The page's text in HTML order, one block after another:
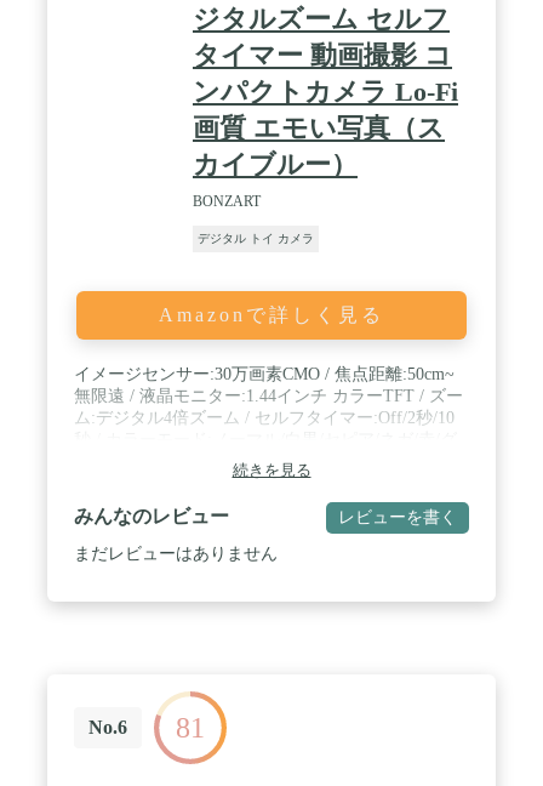
ギフト】この子供用デジタルカメラは、6歳から12
歳までのお子様へのクリスマスプレゼント、誕生日
プレゼント、ホリデーギフトとして理想的なカメラ
です。トイカメラの目新しさは、子供たちが目を通
して世界を探検したいという欲求を引き起こし、
「写真家」になって走り回るきっかけになる可能性
があります。趣味を育てて、楽しい時間を過ごしま
しょう。 / 【100%満足サービス】内容: 1* キッズカ
ーブル、1* 漫画保護ケース、1* 32GBメモリーカー
ド、1* ストラップ、1* ユーザーマニュアル（ダウ
ご相談ください。適切なソリューションを提供しま
ジタルズーム セルフ
タイマー 動画撮影 コ
ンパクトカメラ Lo-Fi
画質 エモい写真（ス
カイブルー）
BONZART
デジタル トイ カメラ
Amazonで詳しく見る
イメージセンサー:30万画素CMO / 焦点距離:50cm~
無限遠 / 液晶モニター:1.44インチ カラーTFT / ズー
ム:デジタル4倍ズーム / セルフタイマー:Off/2秒/10
リーン/青/ヴィヴィッド / 記録メディア:microSDカ
ード最大16GB / その他の機能:マイクロフォン有り/
三脚穴有り/連続撮影機能有り / ホワイトバランス:
オート/晴天/曇天/蛍光灯/白熱灯 / EV値:±2.0 (0.3EV
step / 言語設定:日本語/英語 / 静止画解像
続きを見る
みんなのレビュー レビューを書く
まだレビューはありません
No.6 81